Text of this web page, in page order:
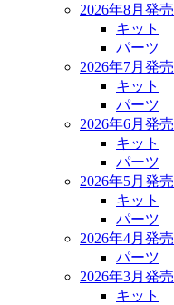
2026年8月発売
キット
パーツ
2026年7月発売
キット
パーツ
2026年6月発売
キット
パーツ
2026年5月発売
キット
パーツ
2026年4月発売
パーツ
2026年3月発売
キット